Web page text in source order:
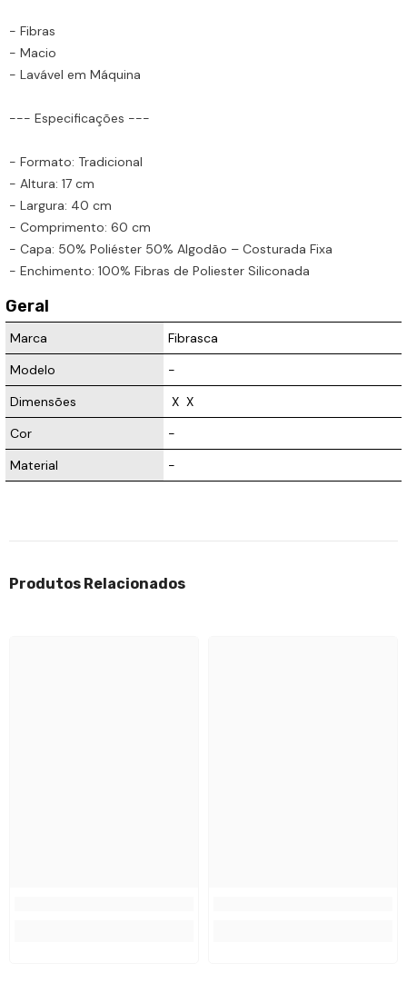
- Fibras
- Macio
- Lavável em Máquina
--- Especificações ---
- Formato: Tradicional
- Altura: 17 cm
- Largura: 40 cm
- Comprimento: 60 cm
- Capa: 50% Poliéster 50% Algodão – Costurada Fixa
- Enchimento: 100% Fibras de Poliester Siliconada
Geral
Marca
Fibrasca
Modelo
-
Dimensões
X X
Cor
-
Material
-
Produtos Relacionados